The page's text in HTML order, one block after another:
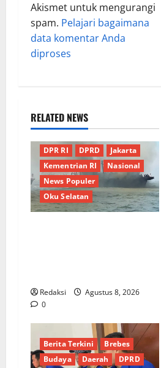
Akismet untuk mengurangi
spam. Pelajari bagaimana
data komentar Anda
diproses
RELATED NEWS
DPR RI
DPRD
Jakarta
Kementrian RI
Nasional
News Populer
Oku Selatan
Redaksi
Agustus 8, 2026
0
Berita Terkini
Brebes
Budaya
Daerah
DPRD